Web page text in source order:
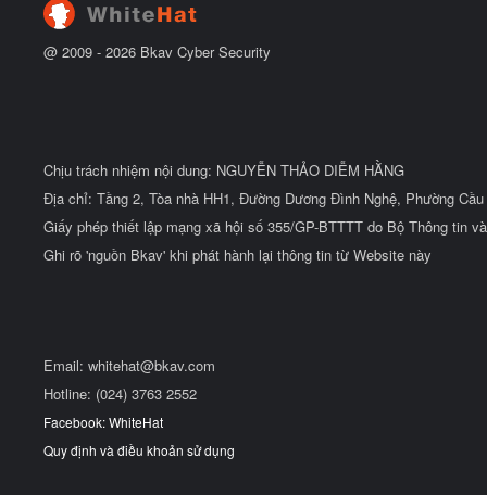
u
@ 2009 - 2026 Bkav Cyber Security
Chịu trách nhiệm nội dung: NGUYỄN THẢO DIỄM HẰNG
Địa chỉ: Tầng 2, Tòa nhà HH1, Đường Dương Đình Nghệ, Phường
Giấy phép thiết lập mạng xã hội số 355/GP-BTTTT do Bộ Thông tin
Ghi rõ 'nguồn Bkav' khi phát hành lại thông tin từ Website này
Email: whitehat@bkav.com
Hotline: (024) 3763 2552
Facebook: WhiteHat
Quy định và điều khoản sử dụng